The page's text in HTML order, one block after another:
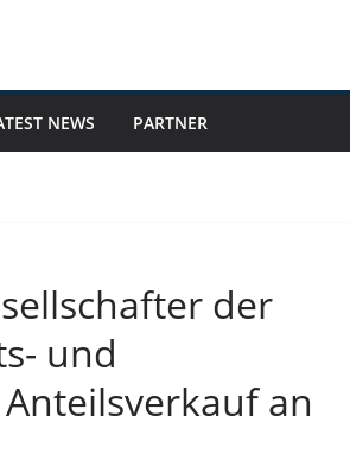
NEWS PARTNER
der
und
an